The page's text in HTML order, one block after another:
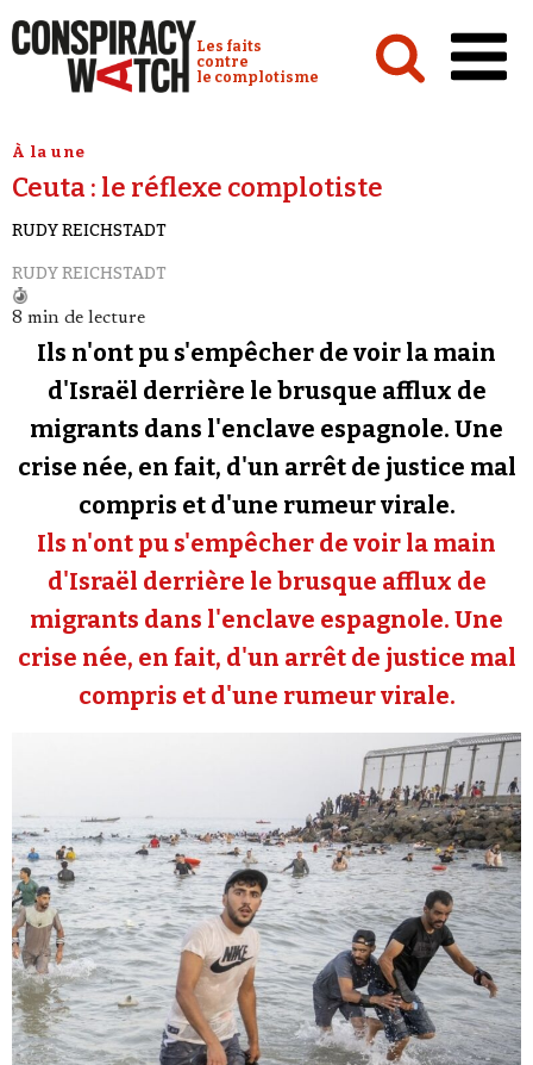
Conspiracy Watch :
Les faits
contre
le complotisme
Analyses
Conspipédia
Vidéos
Revues de presse
Newsletter
Faire un don
Demander à Vera
Se connecter
À la une
Ceuta : le réflexe complotiste
RUDY REICHSTADT
RUDY REICHSTADT
8 min de lecture
Ils n'ont pu s'empêcher de voir la main
d'Israël derrière le brusque afflux de
migrants dans l'enclave espagnole. Une
crise née, en fait, d'un arrêt de justice mal
compris et d'une rumeur virale.
Ils n'ont pu s'empêcher de voir la main
d'Israël derrière le brusque afflux de
migrants dans l'enclave espagnole. Une
crise née, en fait, d'un arrêt de justice mal
compris et d'une rumeur virale.